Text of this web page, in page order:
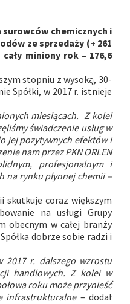
chemicznych i
ze sprzedaży (+ 261
miniony rok – 176,6
stopniu z wysoką, 30-
Spółki, w 2017 r. istnieje
miesiącach. Z kolei
świadczenie usług w
jej pozytywnych efektów i
nam przez PKN ORLEN
profesjonalnym i
na rynku płynnej chemii –
skutkuje coraz większym
na usługi Grupy
obecnym w całej branży
dobrze sobie radzi i
2017 r. dalszego wzrostu
handlowych. Z kolei w
roku może przynieść
infrastrukturalne– dodał